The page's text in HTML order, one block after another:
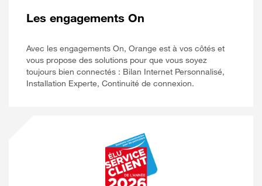
Les engagements On
Avec les engagements On, Orange est à vos côtés et
vous propose des solutions pour que vous soyez
toujours bien connectés : Bilan Internet Personnalisé,
Installation Experte, Continuité de connexion.